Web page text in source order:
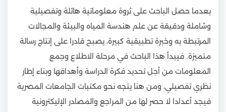
بعدما حصل الباحث على ثروة معلوماتية هائلة وتفصيلية
وشاملة ودقيقة عن علم هندسة المياه والبيئة والمجالات
المرتبطة به وخبرة تطبيقية كبيرة، يصبح قادرا على إنتاج رسالة
متميزة. فيبدأ هذا الباحث في مرحلة الاطلاع وجمع
المعلومات من أجل تحديد فكرة الدراسة وأهدافها وبناء إطار
نظري تفصيلي، ومن هنا يتجه نحو مكتبات الجامعات المصرية
فيجد أعدادا لا حصر لها من المراجع والمصادر الإليكترونية